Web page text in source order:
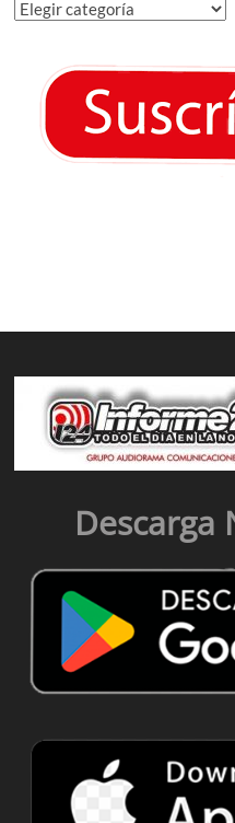
Categorías
Descarga